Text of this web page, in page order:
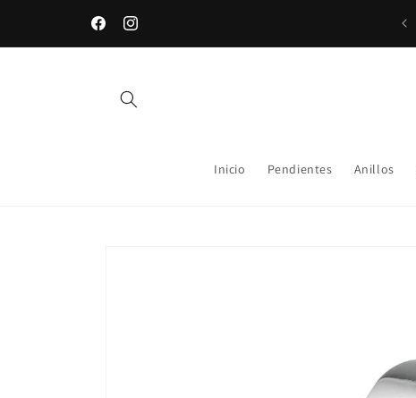
directamente
FacebookInstagram
Inicio Pendientes Anillos